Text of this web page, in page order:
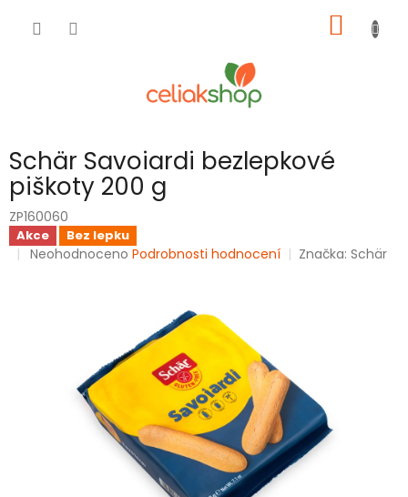
KOŠÍK
Schär Savoiardi bezlepkové
piškoty 200 g
ZP160060
Akce Bez lepku
Průměrné
hvězdiček.
Neohodnoceno Podrobnosti hodnocení Značka: Schär